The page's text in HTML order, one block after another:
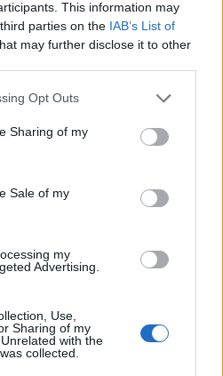
This information may
parties on the IAB’s List of
may further disclose it to other
app uses one or more Google
behaviour. You may click to
and its third-party tags to
purposes in below Google
Opt Outs
Sharing of my
Sale of my
my
Advertising.
Use,
Sharing of my
with the
collected.
Branco 2016 Setúbal
egyenes vonalú, vékony,
pici csavarzáras érettség.
valamivel. 4p-